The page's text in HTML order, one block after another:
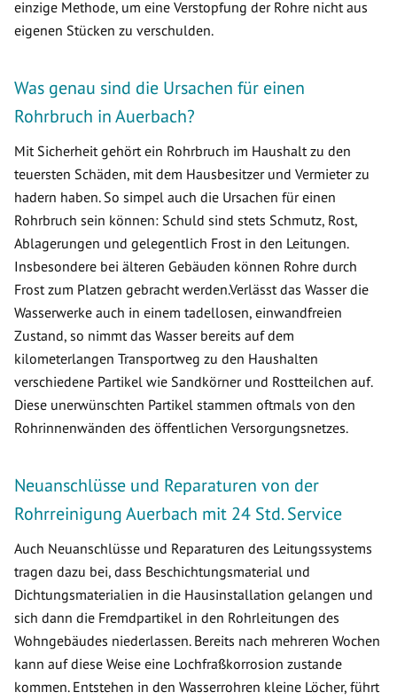
einzige Methode, um eine Verstopfung der Rohre nicht aus
eigenen Stücken zu verschulden.
Was genau sind die Ursachen für einen
Rohrbruch in Auerbach?
Mit Sicherheit gehört ein Rohrbruch im Haushalt zu den
teuersten Schäden, mit dem Hausbesitzer und Vermieter zu
hadern haben. So simpel auch die Ursachen für einen
Rohrbruch sein können: Schuld sind stets Schmutz, Rost,
Ablagerungen und gelegentlich Frost in den Leitungen.
Insbesondere bei älteren Gebäuden können Rohre durch
Frost zum Platzen gebracht werden.Verlässt das Wasser die
Wasserwerke auch in einem tadellosen, einwandfreien
Zustand, so nimmt das Wasser bereits auf dem
kilometerlangen Transportweg zu den Haushalten
verschiedene Partikel wie Sandkörner und Rostteilchen auf.
Diese unerwünschten Partikel stammen oftmals von den
Rohrinnenwänden des öffentlichen Versorgungsnetzes.
Neuanschlüsse und Reparaturen von der
Rohrreinigung Auerbach mit 24 Std. Service
Auch Neuanschlüsse und Reparaturen des Leitungssystems
tragen dazu bei, dass Beschichtungsmaterial und
Dichtungsmaterialien in die Hausinstallation gelangen und
sich dann die Fremdpartikel in den Rohrleitungen des
Wohngebäudes niederlassen. Bereits nach mehreren Wochen
kann auf diese Weise eine Lochfraßkorrosion zustande
kommen. Entstehen in den Wasserrohren kleine Löcher, führt